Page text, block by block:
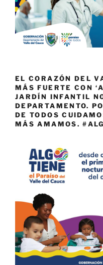
EL CORAZÓN DEL
MÁS FUERTE CON
JARDÍN INFANTIL
DEPARTAMENTO.
DE TODOS
MÁS AMAMOS.